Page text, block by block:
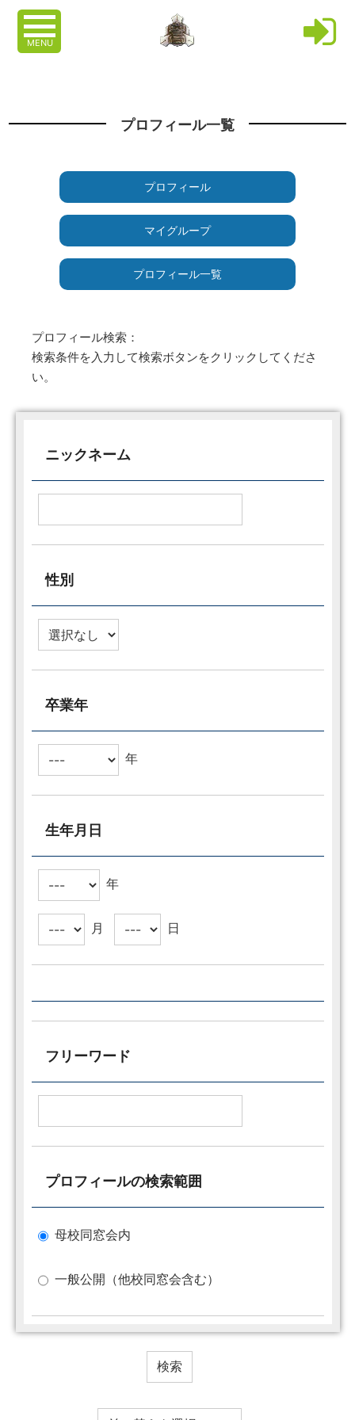
MENU
プロフィール一覧
プロフィール
マイグループ
プロフィール一覧
プロフィール検索：
検索条件を入力して検索ボタンをクリックしてくださ
い。
ニックネーム
性別
卒業年
年
生年月日
年
月 日
フリーワード
プロフィールの検索範囲
母校同窓会内
一般公開（他校同窓会含む）